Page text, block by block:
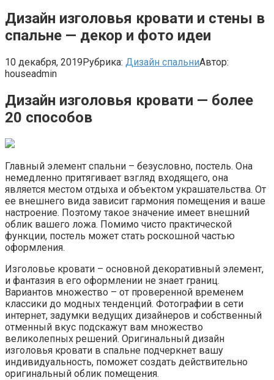
Дизайн изголовья кровати и стены в
спальне — декор и фото идеи
10 декабря, 2019Рубрика: Дизайн спальниАвтор:
houseadmin
Дизайн изголовья кровати — более
20 способов
Главный элемент спальни – безусловно, постель. Она
немедленно притягивает взгляд входящего, она
является местом отдыха и объектом украшательства. От
ее внешнего вида зависит гармония помещения и ваше
настроение. Поэтому такое значение имеет внешний
облик вашего ложа. Помимо чисто практической
функции, постель может стать роскошной частью
оформления.
Изголовье кровати – основной декоративный элемент,
и фантазия в его оформлении не знает границ.
Вариантов множество – от проверенной временем
классики до модных тенденций. Фотографии в сети
интернет, задумки ведущих дизайнеров и собственный
отменный вкус подскажут вам множество
великолепных решений. Оригинальный дизайн
изголовья кровати в спальне подчеркнет вашу
индивидуальность, поможет создать действительно
оригинальный облик помещения.